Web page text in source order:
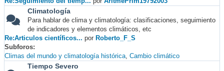
Climatología
Para hablar de clima y climatología: clasificaciones, seguimiento
de indicadores y elementos climáticos, etc
Re:Articulos científicos... por Roberto_F_S
Subforos
Climas del mundo y climatología histórica Cambio climático
Tiempo Severo